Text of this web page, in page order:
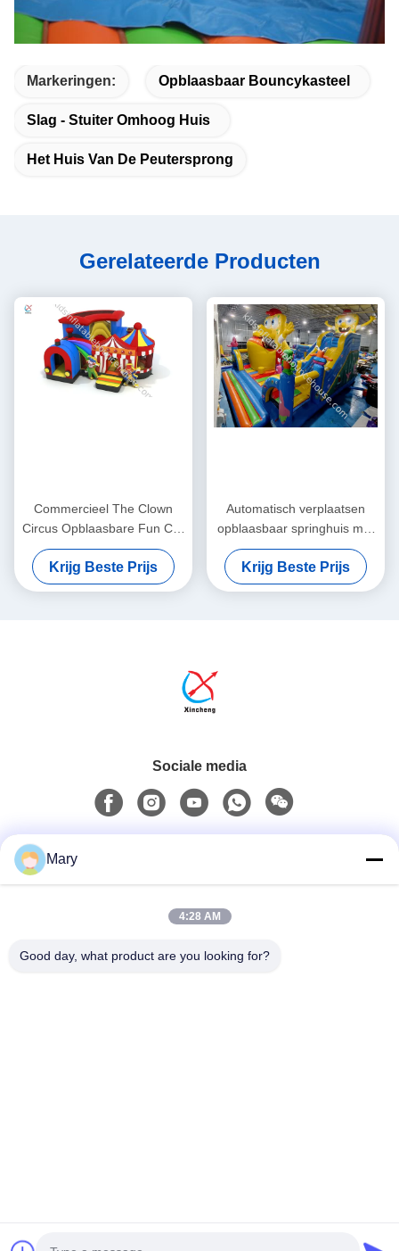
Markeringen: Opblaasbaar Bouncykasteel
Slag - Stuiter Omhoog Huis
Het Huis Van De Peutersprong
Gerelateerde Producten
Commercieel The Clown
Circus Opblaasbare Fun City
Opblaasbare Play Castle
Voor Kinderen
Krijg Beste Prijs
Automatisch verplaatsen
opblaasbaar springhuis met
glijsplaat SpongeBob
SquarePants opblaasbare
Fun City
Krijg Beste Prijs
Sociale media
0086-13711630819
Guangzhou Xincheng Inflatable Amusement Equipment Co., Ltd .
Mary
4:28 AM
Good day, what product are you looking for?